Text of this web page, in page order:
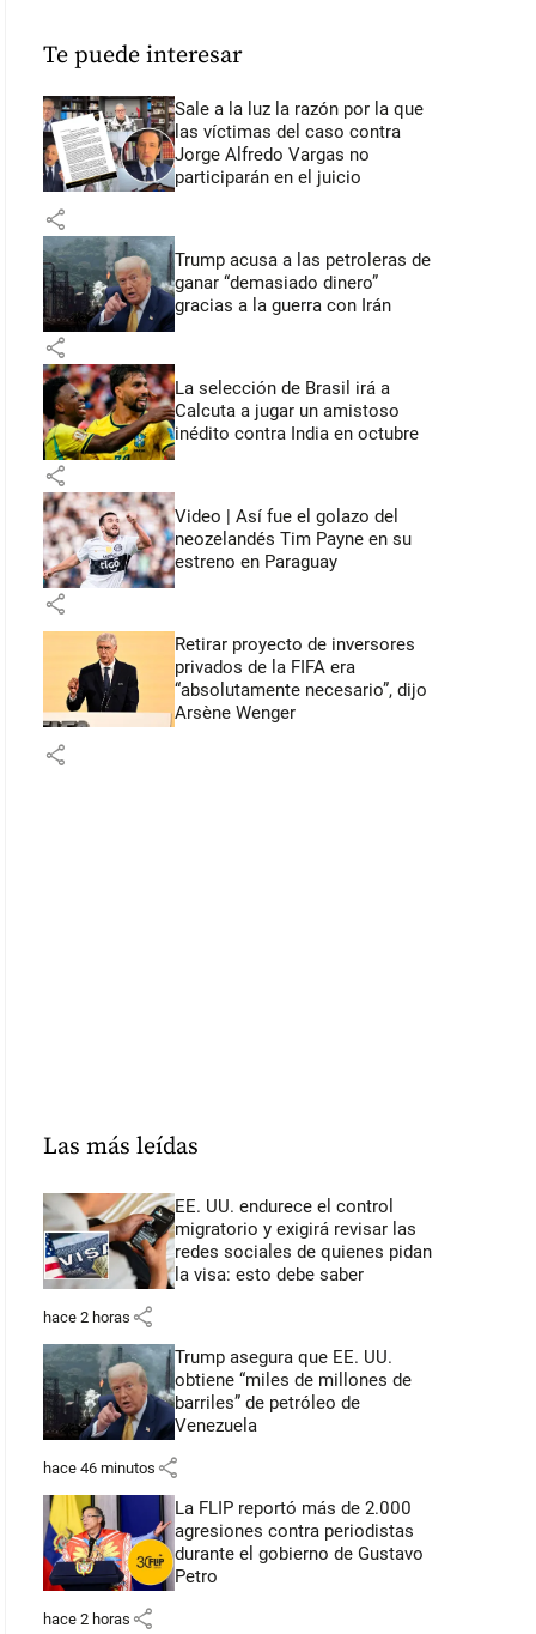
Te puede interesar
Sale a la luz la razón por la que
las víctimas del caso contra
Jorge Alfredo Vargas no
participarán en el juicio
share
Trump acusa a las petroleras de
ganar “demasiado dinero”
gracias a la guerra con Irán
share
La selección de Brasil irá a
Calcuta a jugar un amistoso
inédito contra India en octubre
share
Video | Así fue el golazo del
neozelandés Tim Payne en su
estreno en Paraguay
share
Retirar proyecto de inversores
privados de la FIFA era
“absolutamente necesario”, dijo
Arsène Wenger
share
Las más leídas
EE. UU. endurece el control
migratorio y exigirá revisar las
redes sociales de quienes pidan
la visa: esto debe saber
hace 2 horas share
Trump asegura que EE. UU.
obtiene “miles de millones de
barriles” de petróleo de
Venezuela
hace 46 minutos share
La FLIP reportó más de 2.000
agresiones contra periodistas
durante el gobierno de Gustavo
Petro
hace 2 horas share